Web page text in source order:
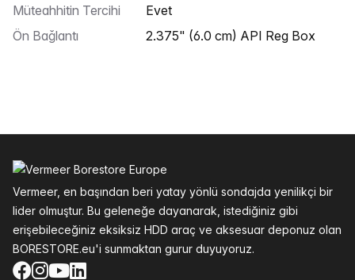
Müteahhitin Tercihi
Evet
Ön Bağlantı
2.375" (6.0 cm) API Reg Box
Vermeer, en başından beri yatay yönlü sondajda yenilikçi bir
lider olmuştur. Bu geleneğe dayanarak, istediğiniz gibi
erişebileceğiniz eksiksiz HDD araç ve aksesuar deponuz olan
BORESTORE.eu'i sunmaktan gurur duyuyoruz.
Facebook
Instagram
YouTube
LinkedIn